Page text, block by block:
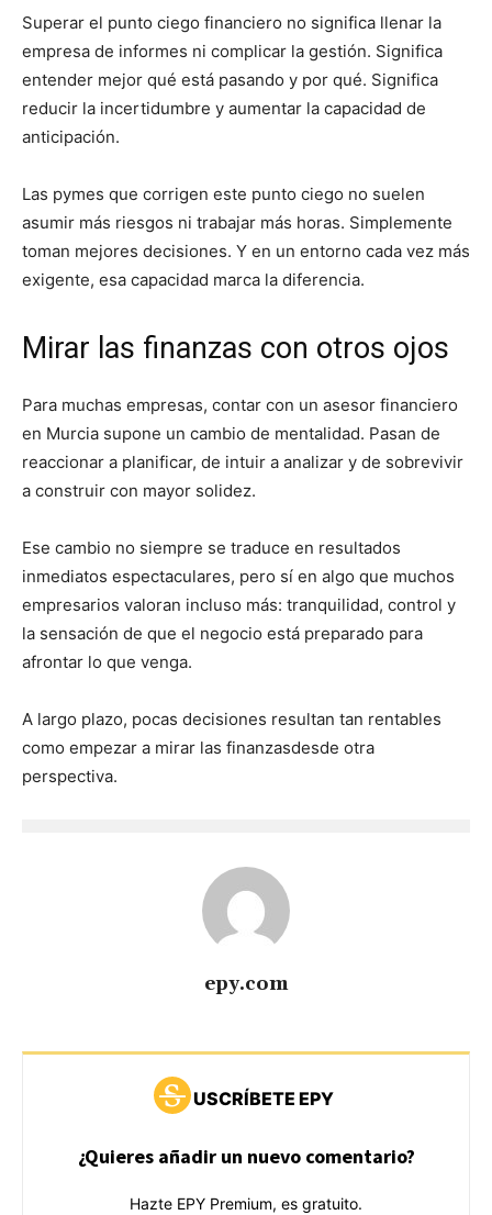
Superar el punto ciego financiero no significa llenar la
empresa de informes ni complicar la gestión. Significa
entender mejor qué está pasando y por qué. Significa
reducir la incertidumbre y aumentar la capacidad de
anticipación.
Las pymes que corrigen este punto ciego no suelen
asumir más riesgos ni trabajar más horas. Simplemente
toman mejores decisiones. Y en un entorno cada vez más
exigente, esa capacidad marca la diferencia.
Mirar las finanzas con otros ojos
Para muchas empresas, contar con un asesor financiero
en Murcia supone un cambio de mentalidad. Pasan de
reaccionar a planificar, de intuir a analizar y de sobrevivir
a construir con mayor solidez.
Ese cambio no siempre se traduce en resultados
inmediatos espectaculares, pero sí en algo que muchos
empresarios valoran incluso más: tranquilidad, control y
la sensación de que el negocio está preparado para
afrontar lo que venga.
A largo plazo, pocas decisiones resultan tan rentables
como empezar a mirar las finanzasdesde otra
perspectiva.
epy.com
USCRÍBETE EPY
¿Quieres añadir un nuevo comentario?
Hazte EPY Premium, es gratuito.